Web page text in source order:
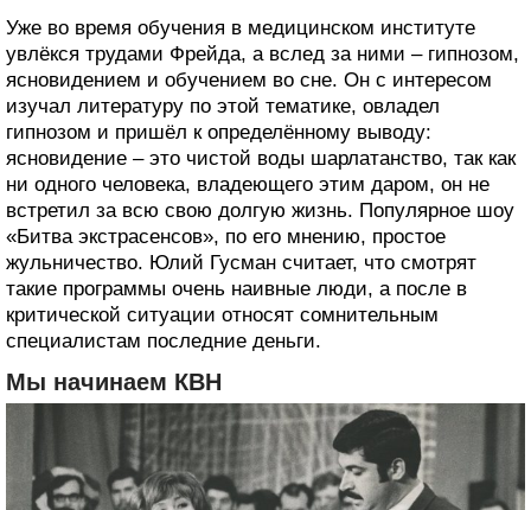
Уже во время обучения в медицинском институте
увлёкся трудами Фрейда, а вслед за ними – гипнозом,
ясновидением и обучением во сне. Он с интересом
изучал литературу по этой тематике, овладел
гипнозом и пришёл к определённому выводу:
ясновидение – это чистой воды шарлатанство, так как
ни одного человека, владеющего этим даром, он не
встретил за всю свою долгую жизнь. Популярное шоу
«Битва экстрасенсов», по его мнению, простое
жульничество. Юлий Гусман считает, что смотрят
такие программы очень наивные люди, а после в
критической ситуации относят сомнительным
специалистам последние деньги.
Мы начинаем КВН